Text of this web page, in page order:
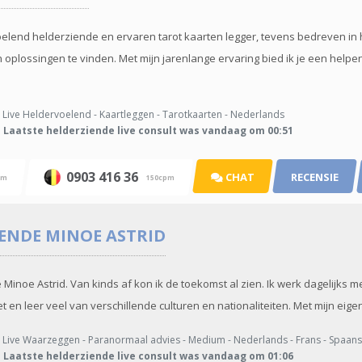
helderziende en ervaren tarot kaarten legger, tevens bedreven in
te vinden. Met mijn jarenlange ervaring bied ik je een
Live Heldervoelend - Kaartleggen - Tarotkaarten - Nederlands
Laatste helderziende live consult was vandaag om 00:51
0903 416 36 150cpm CHAT RECENSIE
MINOE ASTRID
Astrid. Van kinds af kon ik de toekomst al zien. Ik werk dagelijks
en leer veel van verschillende culturen en nationaliteiten. Met mijn
Live Waarzeggen - Paranormaal advies - Medium - Nederlands - Frans -
Laatste helderziende live consult was vandaag om 01:06